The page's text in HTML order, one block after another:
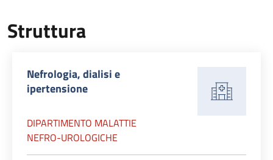
Struttura
Nefrologia, dialisi e
ipertensione
DIPARTIMENTO MALATTIE
NEFRO-UROLOGICHE